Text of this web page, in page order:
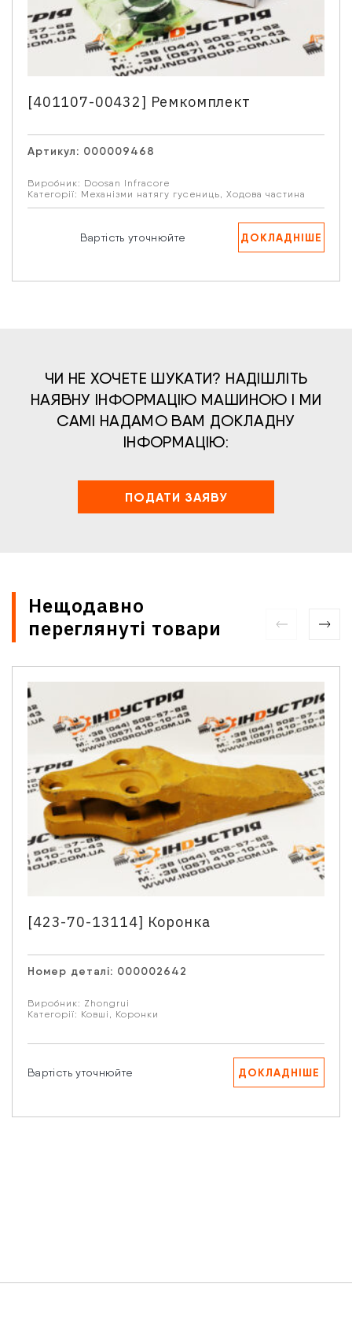
[401107-00432] Ремкомплект
Артикул: 000009468
Виробник: Doosan Infracore
Категорії: Механізми натягу гусениць, Ходова частина
Вартість уточнюйте ДОКЛАДНІШЕ
ЧИ НЕ ХОЧЕТЕ ШУКАТИ? НАДІШЛІТЬ
НАЯВНУ ІНФОРМАЦІЮ МАШИНОЮ І МИ
САМІ НАДАМО ВАМ ДОКЛАДНУ
ІНФОРМАЦІЮ:
ПОДАТИ ЗАЯВУ
Нещодавно
переглянуті товари
[423-70-13114] Коронка
Номер деталі: 000002642
Виробник: Zhongrui
Категорії: Ковші Коронки
Вартість уточнюйте ДОКЛАДНІШЕ